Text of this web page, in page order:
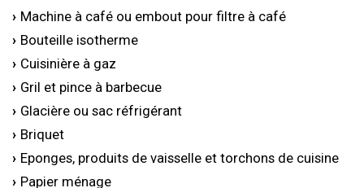
Machine à café ou embout pour filtre à café
Bouteille isotherme
Cuisinière à gaz
Gril et pince à barbecue
Glacière ou sac réfrigérant
Briquet
Eponges, produits de vaisselle et torchons de cuisine
Papier ménage